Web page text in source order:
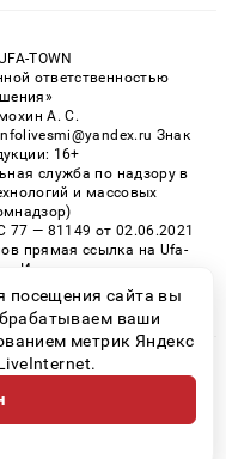
TOWN
ответственностью
А. С.
Знак
16+
служба по надзору в
и массовых
— 81149 от 02.06.2021
прямая ссылка на Ufa-
Интернете возможно
разрешения.
защищены
16+
посещения сайта вы
ваши
метрик Яндекс